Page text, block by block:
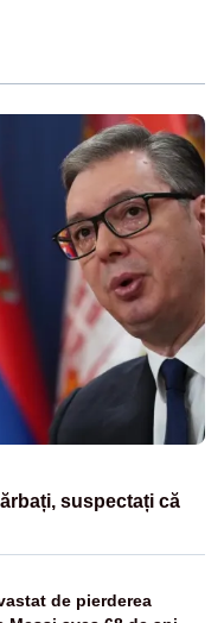
suspectați că
de pierderea